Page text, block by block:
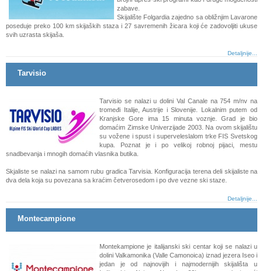
zabave.
Skijalište Folgardia zajedno sa obližnjim Lavarone
poseduje preko 100 km skijaških staza i 27 savremenih žicara koji će zadovoljiti ukuse
svih uzrasta skijaša.
Detaljnije...
Tarvisio
Tarvisio se nalazi u dolini Val Canale na 754 m/nv na
tromeđi Italije, Austrije i Slovenije. Lokalnim putem od
Kranjske Gore ima 15 minuta voznje. Grad je bio
domaćim Zimske Univerzijade 2003. Na ovom skijalištu
su vožene i spust i superveleslalom trke FIS Svetskog
kupa. Poznat je i po velikoj robnoj pijaci, mestu
snadbevanja i mnogih domaćih vlasnika butika.
Skjaliste se nalazi na samom rubu gradica Tarvisia. Konfiguracija terena deli skijaliste na
dva dela koja su povezana sa kraćim četverosedom i po dve vezne ski staze.
Detaljnije...
Montecampione
Montekampione je italijanski ski centar koji se nalazi u
dolini Valkamonika (Valle Camonoica) iznad jezera Iseo i
jedan je od najnovijih i najmodernijih skijališta u